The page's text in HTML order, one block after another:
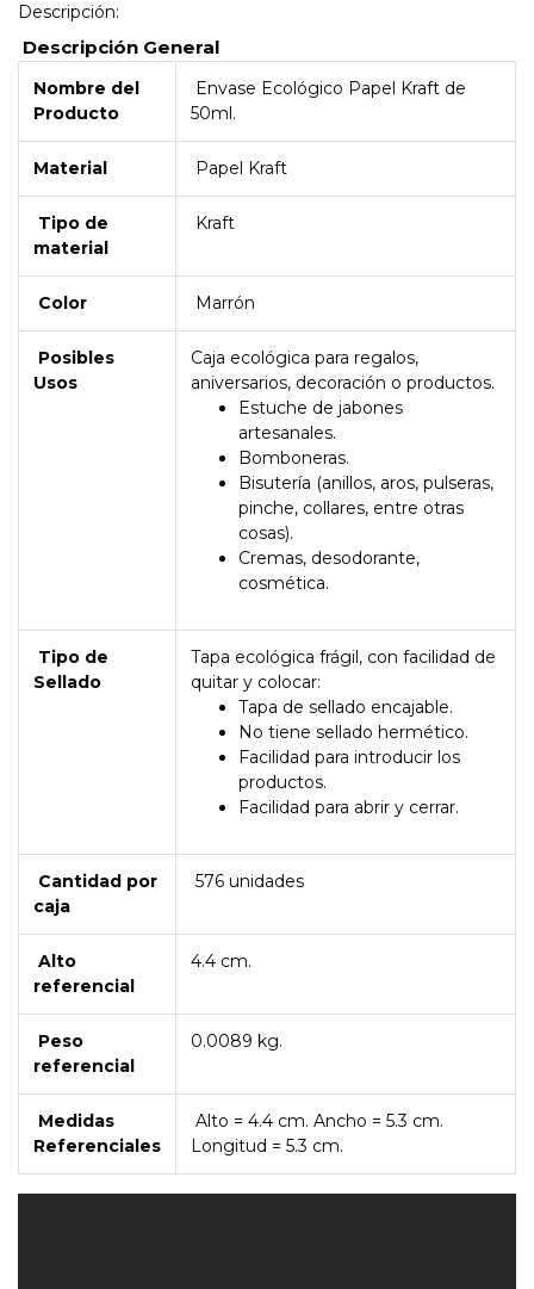
Descripción:
Descripción General
Nombre del
Producto
Envase Ecológico Papel Kraft de
50ml.
Material Papel Kraft
Tipo de
material
Kraft
Color Marrón
Posibles
Usos
Caja ecológica para regalos,
aniversarios, decoración o productos.
Estuche de jabones
artesanales.
Bomboneras.
Bisutería (anillos, aros, pulseras,
pinche, collares, entre otras
cosas).
Cremas, desodorante,
cosmética.
Tipo de
Sellado
Tapa ecológica frágil, con facilidad de
quitar y colocar:
Tapa de sellado encajable.
No tiene sellado hermético.
Facilidad para introducir los
productos.
Facilidad para abrir y cerrar.
Cantidad por
caja
576 unidades
Alto
referencial
4.4 cm.
Peso
referencial
0.0089 kg.
Medidas
Referenciales
Alto = 4.4 cm. Ancho = 5.3 cm.
Longitud = 5.3 cm.